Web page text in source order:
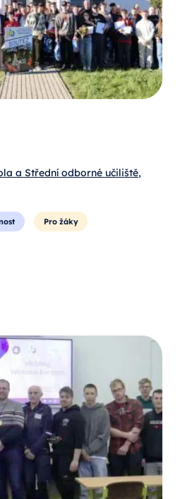
a Střední odborné učiliště,
Pro žáky